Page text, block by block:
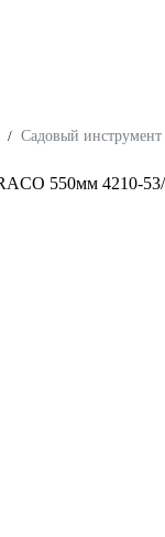
/ Садовый инструмент